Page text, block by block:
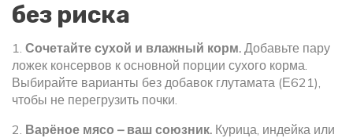
без риска
1. Сочетайте сухой и влажный корм. Добавьте пару
ложек консервов к основной порции сухого корма.
Выбирайте варианты без добавок глутамата (Е621),
чтобы не перегрузить почки.
2. Варёное мясо – ваш союзник. Курица, индейка или